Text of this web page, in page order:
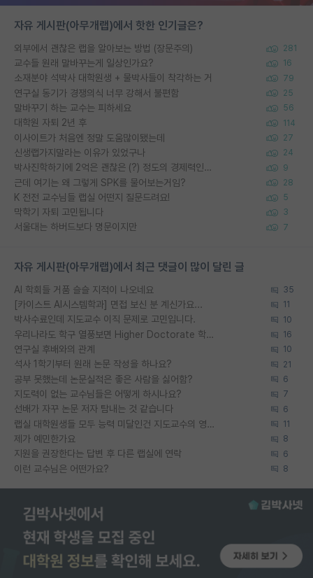
자유 게시판(아무개랩)에서 핫한 인기글은?
외부에서 괜찮은 랩을 알아보는 방법 (장문주의) 281
교수들 원래 말바꾸는게 일상인가요? 16
소재분야 석박사 대학원생 + 물박사들이 착각하는 거 79
연구실 동기가 경쟁의식 너무 강해서 불편함 25
말바꾸기 하는 교수는 피하세요 56
대학원 자퇴 2년 후 114
이사이트가 처음엔 정말 도움많이됐는데 27
신생랩가지말라는 이유가 있었구나 24
박사진학하기에 2억은 괜찮은 (?) 정도의 경제력인가요 9
근데 여기는 왜 그렇게 SPK를 물어보는거임? 28
K 전전 교수님들 랩실 어떤지 질문드려요! 5
막학기 자퇴 고민됩니다 3
서울대는 하버드보다 명문이지만 7
자유 게시판(아무개랩)에서 최근 댓글이 많이 달린 글
AI 학회들 거품 슬슬 지적이 나오네요 35
[카이스트 AI시스템학과] 면접 보신 분 계신가요... 11
박사수료인데 지도교수 이직 문제로 고민입니다. 10
우리나라도 학구 열풍보면 Higher Doctorate 학위가 필요하다고 봅니다. 16
연구실 후배와의 관계 10
석사 1학기부터 원래 논문 작성을 하나요? 21
공부 못했는데 논문실적은 좋은 사람을 싫어함? 6
지도력이 없는 교수님들은 어떻게 하시나요? 7
선배가 자꾸 논문 저자 탐내는 것 같습니다 6
랩실 대학원생들 모두 능력 미달인건 지도교수의 영향 아닌가? 11
제가 예민한가요 8
지원을 권장한다는 답변 후 다른 랩실에 연락 6
이런 교수님은 어떤가요? 8